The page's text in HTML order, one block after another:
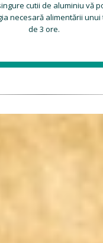
cutii de aluminiu vă
necesară alimentării unui
de 3 ore.